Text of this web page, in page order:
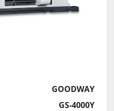
GOODWAY
GS-4000Y